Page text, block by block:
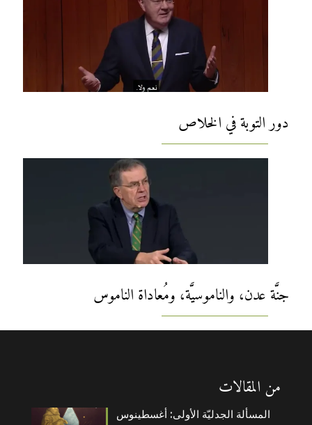
دور التوبة في الخلاص
جنَّة عدن، والناموسيَّة، ومُعاداة الناموس
من المقالات
المسألة الجدليّة الأولى: أغسطينوس